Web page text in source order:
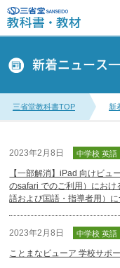
新着ニュース
三省堂教科書TOP 新
2023年2月8日 中学校 英語
【一部解消】iPad 向けビュ
のsafari でのご利用）にお
語および国語・指導者用）に
2023年2月8日 中学校 英語
ことまなビューア 学校サポ